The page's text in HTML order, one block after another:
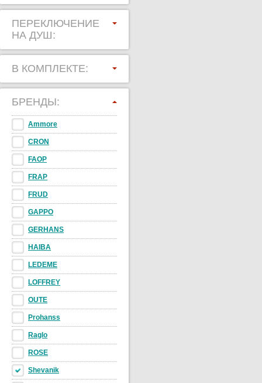
ПЕРЕКЛЮЧЕНИЕ
НА ДУШ:
В КОМПЛЕКТЕ:
БРЕНДЫ:
Ammore
CRON
FAOP
FRAP
FRUD
GAPPO
GERHANS
HAIBA
LEDEME
LOFFREY
OUTE
Prohanss
Raglo
ROSE
Shevanik